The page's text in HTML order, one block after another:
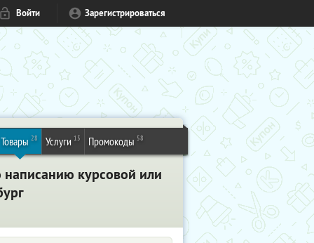
Войти Зарегистрироваться
Товары 28 Услуги 15 Промокоды 58
курсовой или